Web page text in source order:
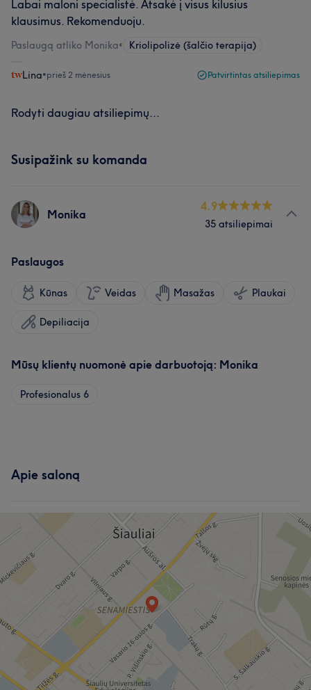
Labai maloni specialistė. Atsakė į visus kilusius
klausimus. Rekomenduoju.
Paslaugą atliko Monika• Kriolipolizė (šalčio terapija)
Lina•prieš 2 mėnesius Patvirtintas atsiliepimas
Rodyti daugiau atsiliepimų...
Susipažink su komanda
Monika
4.9
35 atsiliepimai
Paslaugos
Kūnas Veidas Masažas Plaukai
Depiliacija
Mūsų klientų nuomonė apie darbuotoją: Monika
Profesionalus 6
Apie saloną